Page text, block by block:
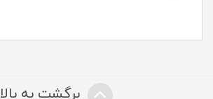
برگشت به بالا